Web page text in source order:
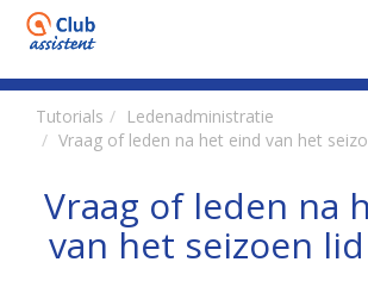
Tutorials
Ledenadministratie
Vraag of leden na het eind van het
Vraag of leden na
van het seizoen